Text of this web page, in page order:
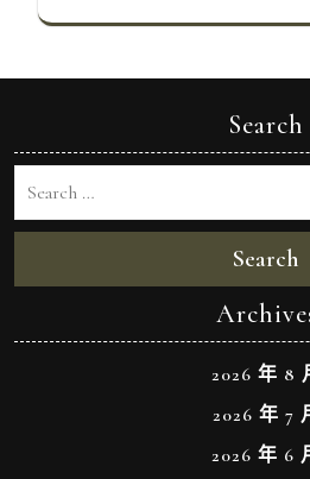
Search
Search
2026 年 8
2026 年 7
2026 年 6